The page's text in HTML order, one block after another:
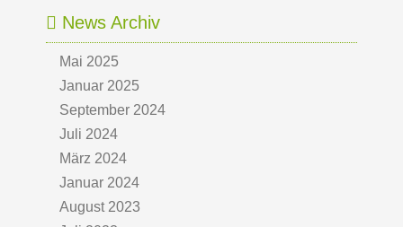
News Archiv
Mai 2025
Januar 2025
September 2024
Juli 2024
März 2024
Januar 2024
August 2023